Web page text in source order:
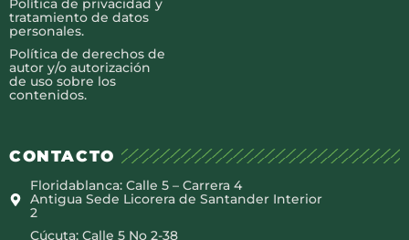
Política de privacidad y
tratamiento de datos
personales.
Política de derechos de
autor y/o autorización
de uso sobre los
contenidos.
CONTACTO
Floridablanca: Calle 5 – Carrera 4
Antigua Sede Licorera de Santander Interior
2
Cúcuta: Calle 5 No 2-38